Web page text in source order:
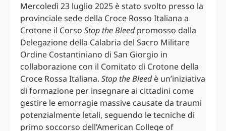
Mercoledì 23 luglio 2025 è stato svolto presso la
provinciale sede della Croce Rosso Italiana a
Crotone il Corso Stop the Bleedpromosso dalla
Delegazione della Calabria del Sacro Militare
Ordine Costantiniano di San Giorgio in
collaborazione con il Comitato di Crotone della
Croce Rossa Italiana. Stop the Bleedè un’iniziativa
di formazione per insegnare ai cittadini come
gestire le emorragie massive causate da traumi
potenzialmente letali, seguendo le tecniche di
primo soccorso dell’American College of